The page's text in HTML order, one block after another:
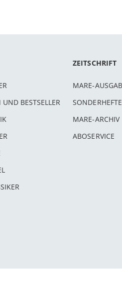
BESTSELLER
ZEITSCHRIFT
MARE-
SONDERHEFTE
MARE-ARCHIV
ABOSERVICE